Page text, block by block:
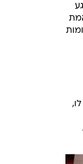
כשאני עולה יחד עם אימא שלי, אישה מעל גיל 70, 12 קומות